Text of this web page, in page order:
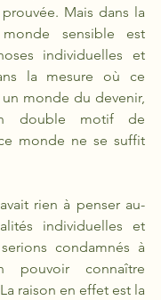
Mais dans la
sensible est
individuelles et
la mesure où ce
monde du devenir,
double motif de
monde ne se suffit
avait rien à penser au-
individuelles et
condamnés à
pouvoir connaître
raison en effet est la